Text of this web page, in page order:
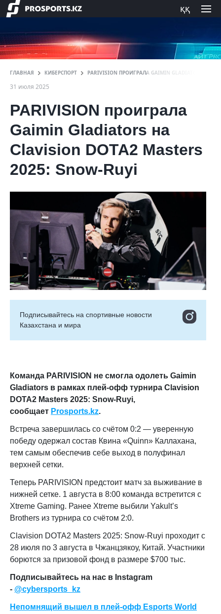
ққ
ГЛАВНАЯ КИБЕРСПОРТ PARIVISION ПРОИГРАЛА GAIMIN GLADIATORS И
31 июля 2025
PARIVISION проиграла
Gaimin Gladiators на
Clavision DOTA2 Masters
2025: Snow-Ruyi
Подписывайтесь на cпортивные новости
Казахстана и мира
Команда PARIVISION не смогла одолеть Gaimin
Gladiators в рамках плей-офф турнира Clavision
DOTA2 Masters 2025: Snow-Ruyi,
сообщает Prosports.kz.
Встреча завершилась со счётом 0:2 — уверенную
победу одержал состав Квина «Quinn» Каллахана,
тем самым обеспечив себе выход в полуфинал
верхней сетки.
Теперь PARIVISION предстоит матч за выживание в
нижней сетке. 1 августа в 8:00 команда встретится с
Xtreme Gaming. Ранее Xtreme выбили Yakult’s
Brothers из турнира со счётом 2:0.
Clavision DOTA2 Masters 2025: Snow-Ruyi проходит с
28 июля по 3 августа в Чжанцзякоу, Китай. Участники
борются за призовой фонд в размере $700 тыс.
Подписывайтесь на нас в Instagram
- @cybersports_kz
Непомнящий вышел в плей-офф Esports World